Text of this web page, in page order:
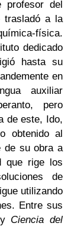
profesor del
trasladó a la
física.
dedicado
hasta su
en
auxiliar
pero
de este, Ido,
obtenido al
de su obra a
que rige los
de
utilizando
Entre sus
Ciencia del